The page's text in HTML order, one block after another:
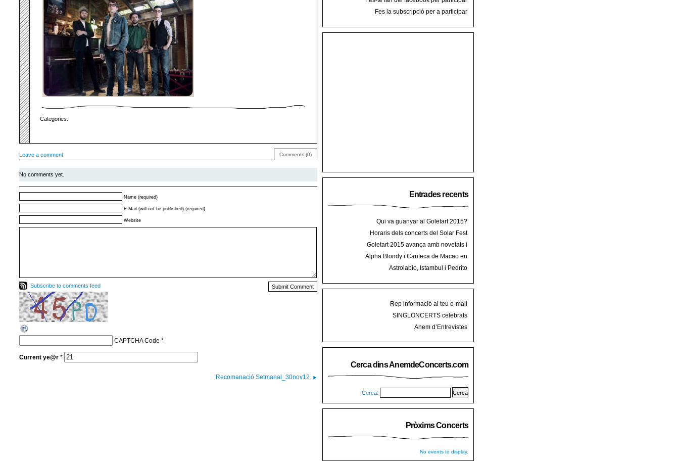
Categories:
Comments (0)
Leave a comment
No comments yet.
Name (required)
E-Mail (will not be published) (required)
Website
Subscribe to comments feed
CAPTCHA Code *
Current ye@r *
Recomanació Setmanal_30nov12
Fes la subscripció per a participar
Entrades recents
Qui va guanyar al Goletart 2015?
Horaris dels concerts del Solar Fest
2015 a Mallorca
Goletart 2015 avança amb novetats i
encetarà la LI Festa des Vermar amb art
Alpha Blondy i Canteca de Macao en
concert al Mallorca Roots Festival
Astrolabio, Istambul i Pedrito
Rep informació al teu e-mail
SINGLONCERTS celebrats
Anem d’Entrevistes
Cerca dins AnemdeConcerts.com
Cerca:
Pròxims Concerts
No events to display.